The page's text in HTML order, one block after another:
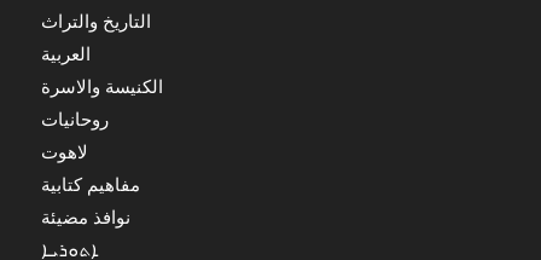
التاريخ والتراث
العربية
الكنيسة والاسرة
روحانيات
لاهوت
مفاهيم كتابية
نوافذ مضيئة
ܐܬܘܪܝܐ